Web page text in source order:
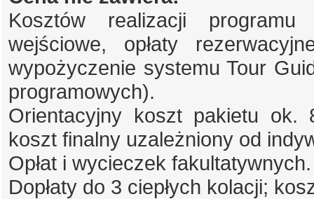
Kosztów realizacji
wejściowe, opłaty
wypożyczenie systemu Tour
programowych).
Orientacyjny koszt pakietu ok.
koszt finalny uzależniony od
Opłat i wycieczek fakultatywnych.
Dopłaty do 3 ciepłych kolacji;